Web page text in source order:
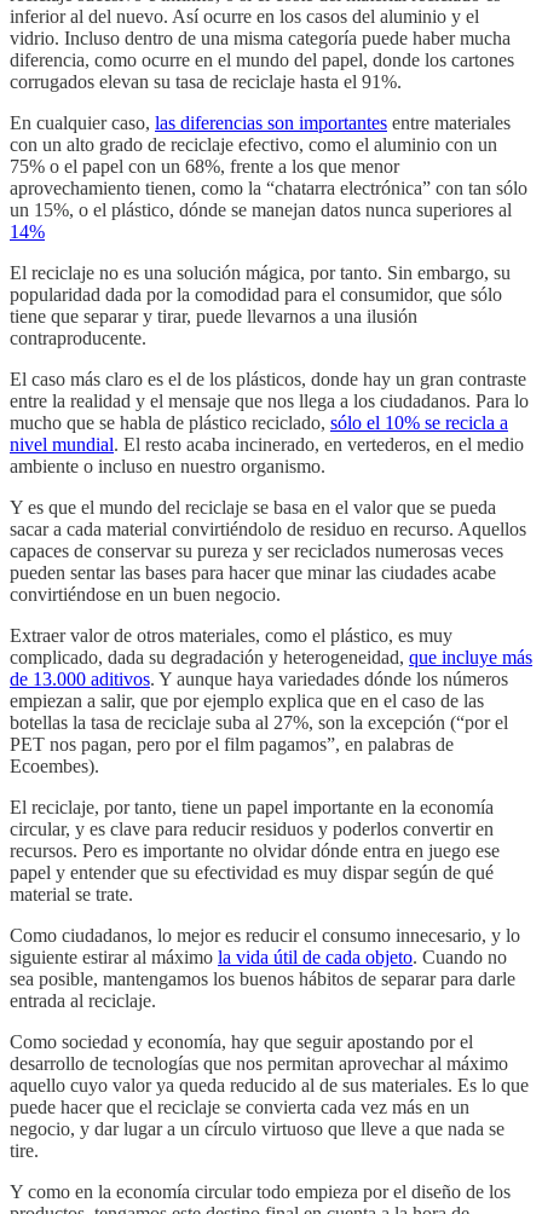
inferior al del nuevo. Así ocurre en los casos del aluminio y el
vidrio. Incluso dentro de una misma categoría puede haber mucha
diferencia, como ocurre en el mundo del papel, donde los cartones
corrugados elevan su tasa de reciclaje hasta el 91%.
En cualquier caso, las diferencias son importantes entre materiales
con un alto grado de reciclaje efectivo, como el aluminio con un
75% o el papel con un 68%, frente a los que menor
aprovechamiento tienen, como la “chatarra electrónica” con tan sólo
un 15%, o el plástico, dónde se manejan datos nunca superiores al
14%
El reciclaje no es una solución mágica, por tanto. Sin embargo, su
popularidad dada por la comodidad para el consumidor, que sólo
tiene que separar y tirar, puede llevarnos a una ilusión
contraproducente.
El caso más claro es el de los plásticos, donde hay un gran contraste
entre la realidad y el mensaje que nos llega a los ciudadanos. Para lo
mucho que se habla de plástico reciclado, sólo el 10% se recicla a
nivel mundial. El resto acaba incinerado, en vertederos, en el medio
ambiente o incluso en nuestro organismo.
Y es que el mundo del reciclaje se basa en el valor que se pueda
sacar a cada material convirtiéndolo de residuo en recurso. Aquellos
capaces de conservar su pureza y ser reciclados numerosas veces
pueden sentar las bases para hacer que minar las ciudades acabe
convirtiéndose en un buen negocio.
Extraer valor de otros materiales, como el plástico, es muy
complicado, dada su degradación y heterogeneidad, que incluye más
de 13.000 aditivos. Y aunque haya variedades dónde los números
empiezan a salir, que por ejemplo explica que en el caso de las
botellas la tasa de reciclaje suba al 27%, son la excepción (“por el
PET nos pagan, pero por el film pagamos”, en palabras de
Ecoembes).
El reciclaje, por tanto, tiene un papel importante en la economía
circular, y es clave para reducir residuos y poderlos convertir en
recursos. Pero es importante no olvidar dónde entra en juego ese
papel y entender que su efectividad es muy dispar según de qué
material se trate.
Como ciudadanos, lo mejor es reducir el consumo innecesario, y lo
siguiente estirar al máximo la vida útil de cada objeto. Cuando no
sea posible, mantengamos los buenos hábitos de separar para darle
entrada al reciclaje.
Como sociedad y economía, hay que seguir apostando por el
desarrollo de tecnologías que nos permitan aprovechar al máximo
aquello cuyo valor ya queda reducido al de sus materiales. Es lo que
puede hacer que el reciclaje se convierta cada vez más en un
negocio, y dar lugar a un círculo virtuoso que lleve a que nada se
tire.
Y como en la economía circular todo empieza por el diseño de los